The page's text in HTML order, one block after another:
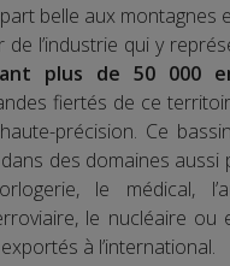
belle aux montagnes
de l’industrie qui y
plus de 50 000
fiertés de ce
précision. Ce
des domaines aussi
le médical,
le nucléaire ou
à l’international.